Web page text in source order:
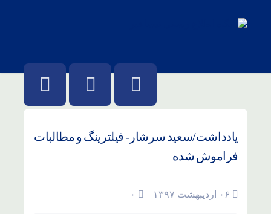
یادداشت/سعید سرشار- فیلترینگ و مطالبات
فراموش شده
۰